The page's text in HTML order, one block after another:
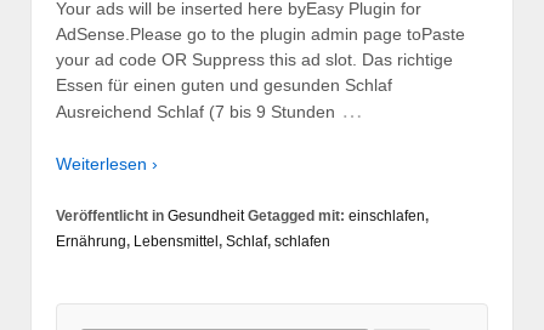
Your ads will be inserted here byEasy Plugin for
AdSense.Please go to the plugin admin page toPaste
your ad code OR Suppress this ad slot. Das richtige
Essen für einen guten und gesunden Schlaf
Ausreichend Schlaf (7 bis 9 Stunden …
Weiterlesen ›
Veröffentlicht in GesundheitGetagged mit: einschlafen,
Ernährung, Lebensmittel , Schlaf, schlafen